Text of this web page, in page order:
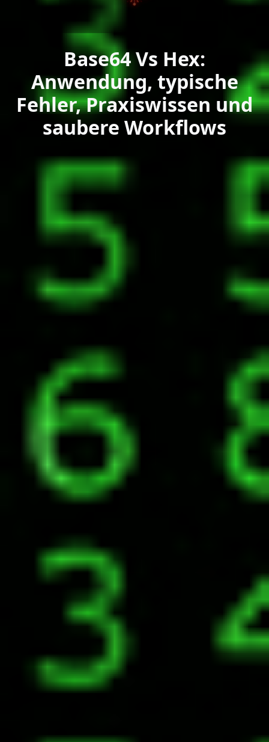
Base64 Vs Hex:
Anwendung, typische
Fehler, Praxiswissen und
saubere Workflows